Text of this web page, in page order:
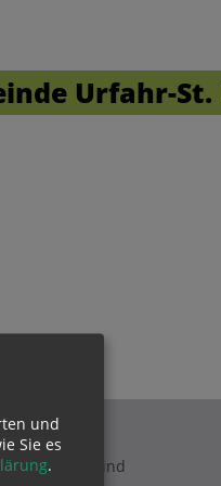
Urfahr-St.
Begräbnis sind
und
Sie es
.